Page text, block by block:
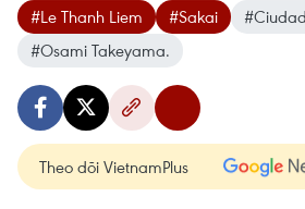
#Le Thanh Liem #Sakai
#Osami Takeyama.
Theo dõi VietnamPlus